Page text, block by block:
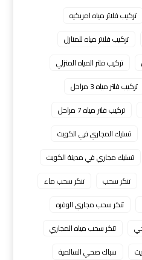
تركيب فلاتر مياه امريكيه
تركيب فلاتر مياه للمنازل
تركيب فلتر المياه المنزلي
تركيب فلتر مياه 3 مراحل
تركيب فلتر مياه 7 مراحل
تسليك المجاري في الكويت
تسليك مجاري في مدينة الكويت
تنكر سحب
تنكر سحب ماء
تنكر سحب مجاري الوفره
تنكر سحب مياه المجاري
سباك صحي السالمية